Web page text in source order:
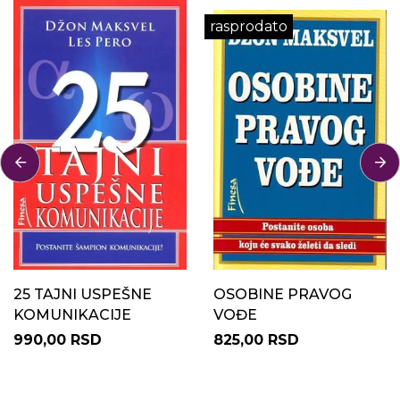
25 TAJNI USPEŠNE
KOMUNIKACIJE
990,00 RSD
rasprodato
OSOBINE PRAVOG
VOĐE
825,00 RSD